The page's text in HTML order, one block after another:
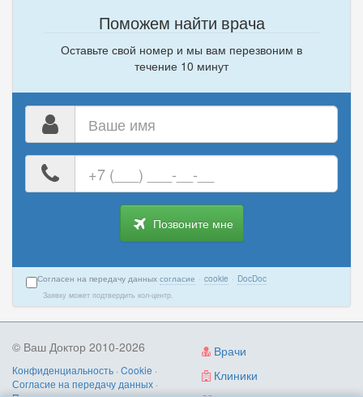
Поможем найти врача
Оставьте свой номер и мы вам перезвоним в
течение 10 минут
номер
телефона
Позвоните мне
Согласен на передачу данных согласие · cookie · DocDoc
Заявку может подтвердить кол-центр.
Врачи
Клиники
© Ваш Доктор 2010-2026
Конфиденциальность · Cookie ·
Согласие на передачу данных ·